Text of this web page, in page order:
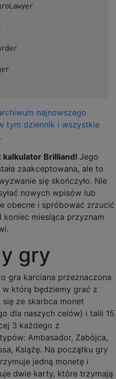
najnowszego
tym dziennik i wszystkie
Brilliand! Jego
zaakceptowana, ale to
się skończyło. Nie
nowych wpisów lub
obecne i spróbować zrzucić
koniec miesiąca przyznam
gry
gra karciana przeznaczona
którą będziemy grać z
się ze skarbca monet
dla naszych celów) i talii 15
3 każdego z
Ambasador, Zabójca,
Książę. Na początku gry
jedną monetę i
dwie karty, które trzymają